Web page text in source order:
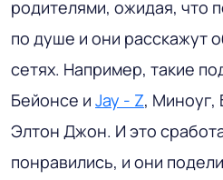
родителями, ожидая, что
по душе и они расскажут
сетях. Например, такие
Бейонсе и Jay - Z, Миноуг,
Элтон Джон. И это
понравились, и они